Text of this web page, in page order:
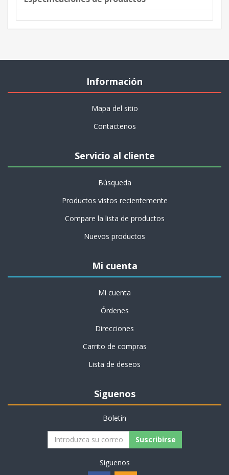
Información
Mapa del sitio
Contactenos
Servicio al cliente
Búsqueda
Productos vistos recientemente
Compare la lista de productos
Nuevos productos
Mi cuenta
Mi cuenta
Órdenes
Direcciones
Carrito de compras
Lista de deseos
Siguenos
Boletín
Suscribirse
Siguenos